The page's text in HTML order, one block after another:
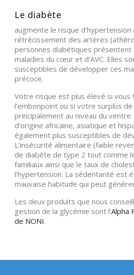
Le diabète
augmente le risque d'hypertension
rétrécissement des artères
personnes diabétiques présentent
maladies du cœur et d'AVC. Elles
susceptibles de développer ces
précoce.
Votre risque est plus élevé si vous
l’embonpoint ou si votre surplus
principalement au niveau du
d’origine africaine, asiatique et
également plus susceptibles de
L’insécurité alimentaire (faible
de diabète de type 2 tout comme
familiaux ainsi que le taux de
l’hypertension. La sédentarité est
mauvaise habitude qui peut
Les deux produits que nous
gestion de la glycémie sont l’Alpha
de NONI.